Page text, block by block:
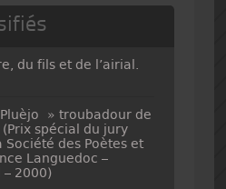
du fils et de l’airial.
» troubadour de
spécial du jury
Société des Poètes et
Languedoc –
2000)